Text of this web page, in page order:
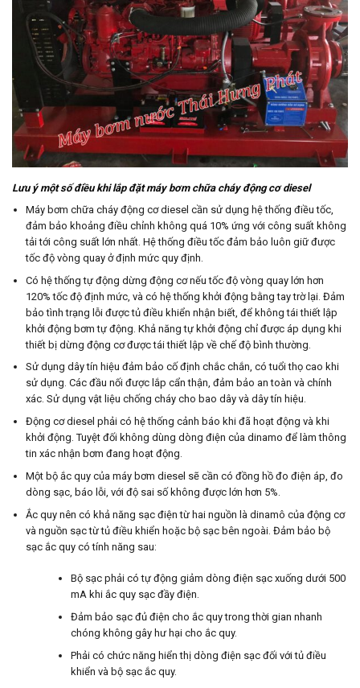
Lưu ý một số điều khi lắp đặt máy bơm chữa cháy động cơ diesel
Máy bơm chữa cháy động cơ diesel cần sử dụng hệ thống điều tốc,
đảm bảo khoảng điều chỉnh không quá 10% ứng với công suất không
tải tới công suất lớn nhất. Hệ thống điều tốc đảm bảo luôn giữ được
tốc độ vòng quay ở định mức quy định.
Có hệ thống tự động dừng động cơ nếu tốc độ vòng quay lớn hơn
120% tốc độ định mức, và có hệ thống khởi động bằng tay trờ lại. Đảm
bảo tình trạng lỗi được tủ điều khiển nhận biết, để không tái thiết lập
khởi động bơm tự động. Khả năng tự khởi động chỉ được áp dụng khi
thiết bị dừng động cơ được tái thiết lập về chế độ bình thường.
Sử dụng dây tín hiệu đảm bảo cố định chắc chắn, có tuổi thọ cao khi
sử dụng. Các đầu nối được lắp cẩn thận, đảm bảo an toàn và chính
xác. Sử dụng vật liệu chống cháy cho bao dây và dây tín hiệu.
Động cơ diesel phải có hệ thống cảnh báo khi đã hoạt động và khi
khởi động. Tuyệt đối không dùng dòng điện của dinamo để làm thông
tin xác nhận bơm đang hoạt động.
Một bộ ắc quy của máy bơm diesel sẽ cần có đồng hồ đo điện áp, đo
dòng sạc, báo lỗi, với độ sai số không được lớn hơn 5%.
Ắc quy nên có khả năng sạc điện từ hai nguồn là dinamô của động cơ
và nguồn sạc từ tủ điều khiển hoặc bộ sạc bên ngoài. Đảm bảo bộ
sạc ắc quy có tính năng sau:
Bộ sạc phải có tự động giảm dòng điện sạc xuống dưới 500
mA khi ắc quy sạc đầy điện.
Đảm bảo sạc đủ điện cho ắc quy trong thời gian nhanh
chóng không gây hư hại cho ắc quy.
Phải có chức năng hiển thị dòng điện sạc đối với tủ điều
khiển và bộ sạc ắc quy.